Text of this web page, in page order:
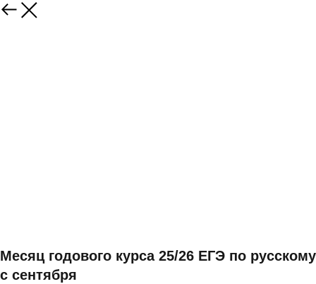
Месяц годового курса 25/26 ЕГЭ по русскому
с сентября